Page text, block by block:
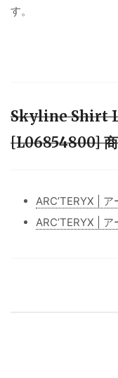
す。
Skyline Shirt
[L06854800] 商
ARC’TERYX |
ARC’TERYX |